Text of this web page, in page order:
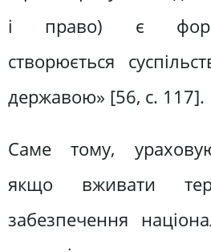
і право) є
створюється
державою» [56, с. 117].
Саме тому,
якщо вживати
забезпечення